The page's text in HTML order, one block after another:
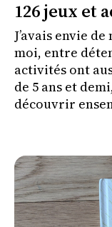
126 jeux et
J’avais envie
moi, entre
activités ont
de 5 ans et
découvrir